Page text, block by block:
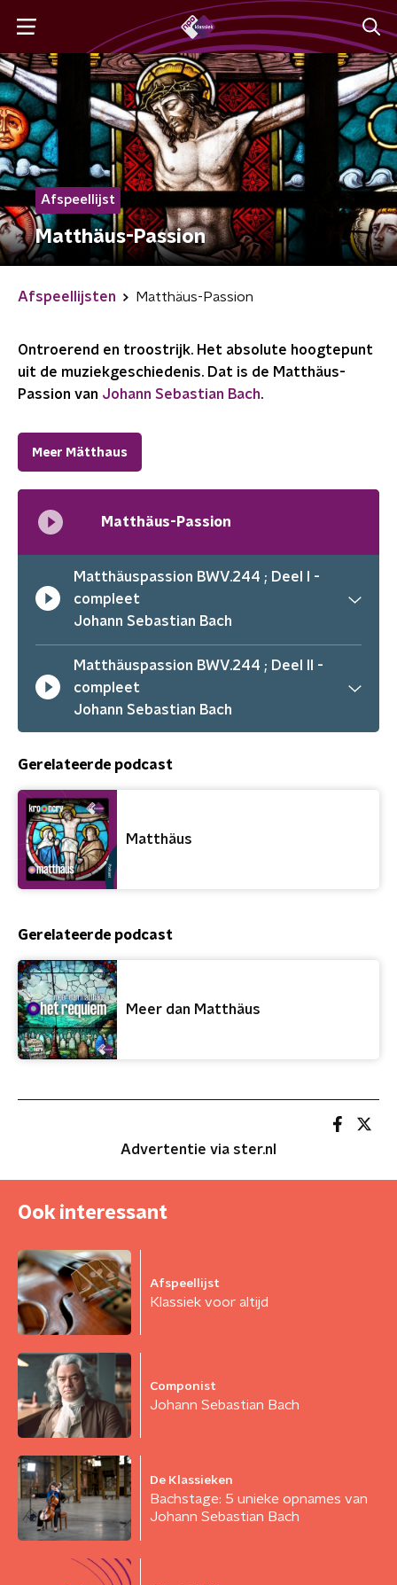
Afspeellijst
Matthäus-Passion
Afspeellijsten Matthäus-Passion
Ontroerend en troostrijk. Het absolute hoogtepunt
uit de muziekgeschiedenis. Dat is de Matthäus-
Passion van Johann Sebastian Bach.
Meer Mätthaus
Matthäus-Passion
Matthäuspassion BWV.244 ; Deel I -
compleet
Johann Sebastian Bach
Matthäuspassion BWV.244 ; Deel II -
compleet
Johann Sebastian Bach
Gerelateerde podcast
Matthäus
Gerelateerde podcast
Meer dan Matthäus
Advertentie via ster.nl
Ook interessant
Afspeellijst
Klassiek voor altijd
Componist
Johann Sebastian Bach
De Klassieken
Bachstage: 5 unieke opnames van
Johann Sebastian Bach